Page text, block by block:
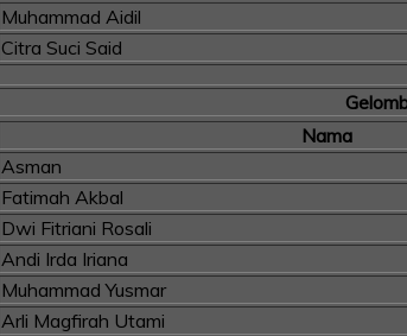
Muhammad Aidil
Citra Suci Said
Nama
Asman
Fatimah Akbal
Dwi Fitriani Rosali
Andi Irda Iriana
Muhammad Yusmar
Arli Magfirah Utami